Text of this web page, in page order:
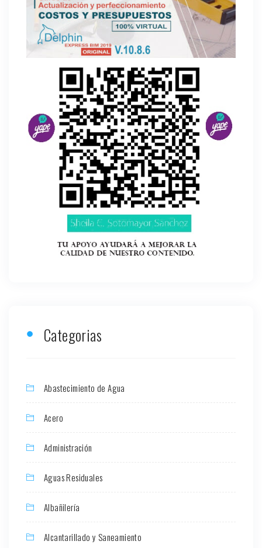
Categorias
Abastecimiento de Agua
Acero
Administración
Aguas Residuales
Albañilería
Alcantarillado y Saneamiento